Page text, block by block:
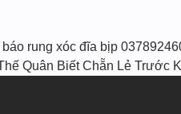
rung xóc đĩa bịp
Quân Biết Chẵn Lẻ Trước